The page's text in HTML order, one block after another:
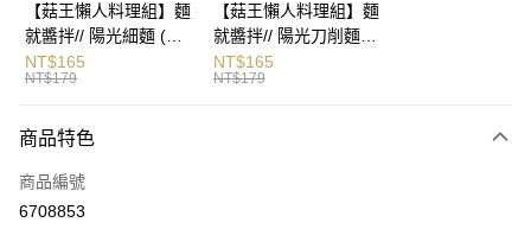
相關說明
【關於「AFTEE先享後付」】
AFTEE先享後付是「在收到商品之後才付款」的支付方式。 讓您購物簡單
２．便利：只要手機號碼，簡訊認證，即可結帳。
【「AFTEE先享後付」結帳流程】
ATM付款
運送方式
宅配 (超過5罐，必須用宅配運送)
每筆NT$120，滿NT$699(含以上)免運費
【菇王懶人料理組】麵
就醬拌// 陽光細麵 (麵
體90gX3片+醬包
28gX3包)
NT$165
NT$179
【菇王懶人料理組】麵
就醬拌// 陽光刀削麵
(麵體90gX3片+醬包
28gX3包)
NT$165
NT$179
商品特色
商品編號
6708853